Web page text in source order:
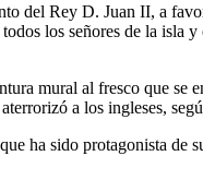
Rey D. Juan II, a
los señores de la isla
mural al fresco que se
a los ingleses,
ha sido protagonista de